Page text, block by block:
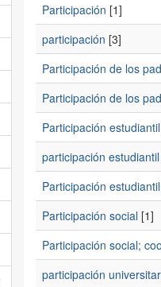
Participación [1]
participación [3]
Participación de los
Participación de los
Participación estudiantil
participación estudiantil
Participación
Participación social[1]
Participación social;
participación